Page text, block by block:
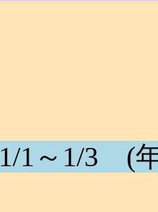
1/1～1/3 (